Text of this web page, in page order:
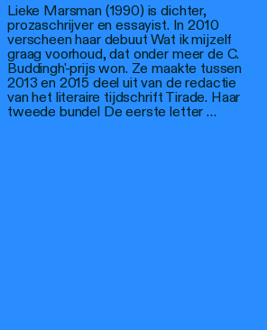
Lieke Marsman (1990) is dichter,
prozaschrijver en essayist. In 2010
verscheen haar debuut Wat ik mijzelf
graag voorhoud, dat onder meer de C.
Buddingh'-prijs won. Ze maakte tussen
2013 en 2015 deel uit van de redactie
van het literaire tijdschrift Tirade. Haar
tweede bundel De eerste letter …